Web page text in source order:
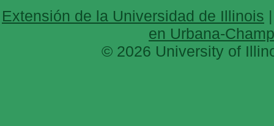
Extensión de la Universidad de Illinois
en Urbana-
© 2026 University of